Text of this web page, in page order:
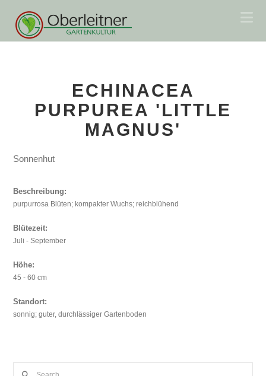
ECHINACEA
PURPUREA 'LITTLE
MAGNUS'
Sonnenhut
Beschreibung:
purpurrosa Blüten; kompakter Wuchs; reichblühend
Blütezeit:
Juli - September
Höhe:
45 - 60 cm
Standort:
sonnig; guter, durchlässiger Gartenboden